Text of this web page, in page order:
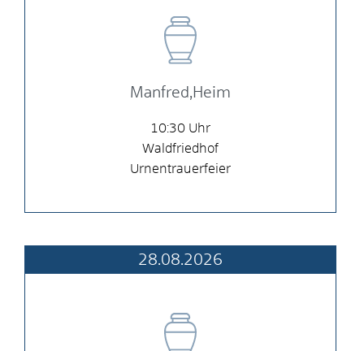
Manfred,Heim
10:30
Waldfriedhof
Urnentrauerfeier
28.08.2026